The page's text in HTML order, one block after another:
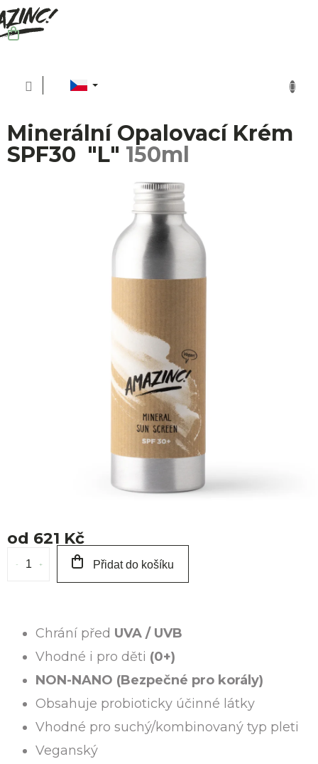
Přejít
na
Minerální Opalovací Krém
SPF30 "L" 150ml
od 621 Kč
cena:
Přidat do košíku
Chrání před UVA / UVB
Vhodné i pro děti (0+)
NON-NANO (Bezpečné pro korály)
Obsahuje probioticky účinné látky
Vhodné pro suchý/kombinovaný typ pleti
Veganský